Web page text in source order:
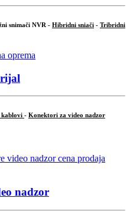
snimači NVR - Hibridni sniači - Tribridni
kablovi - Konektori za video nadzor
nadzor